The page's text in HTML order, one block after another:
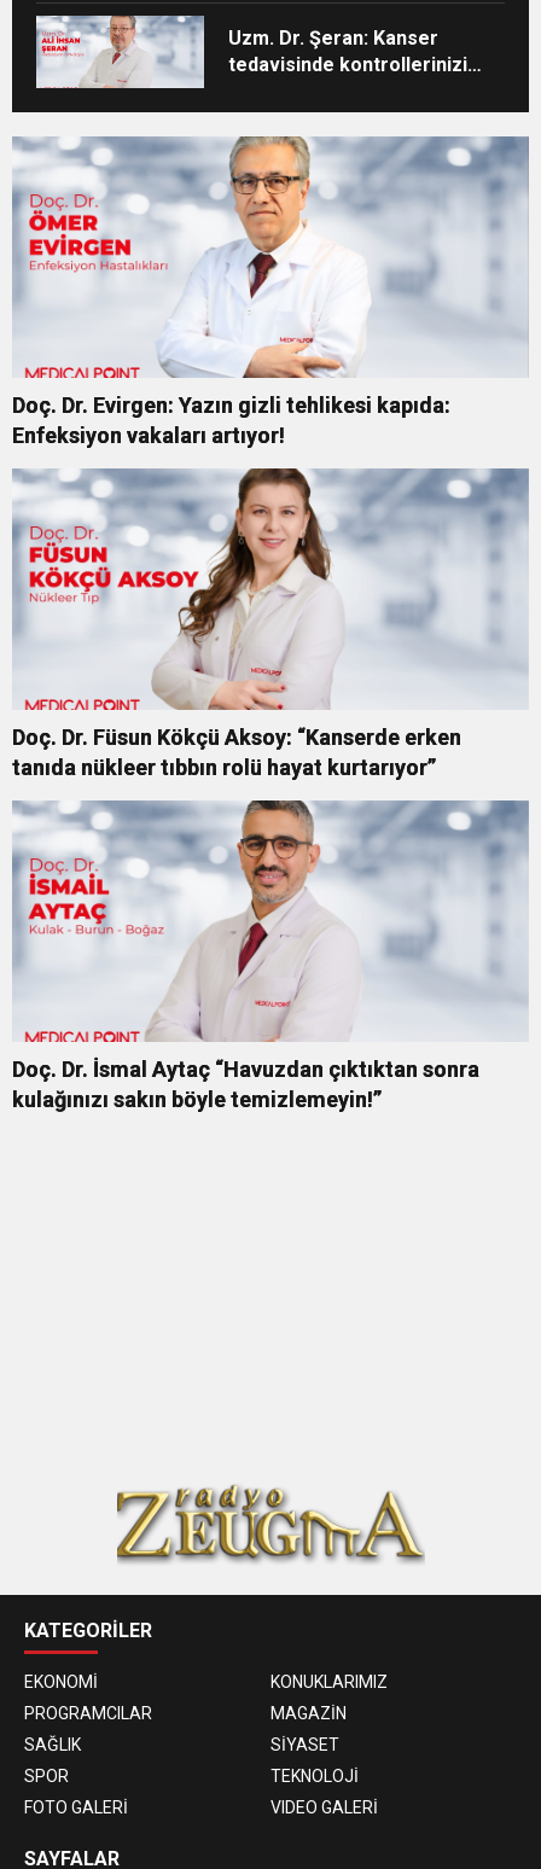
Uzm. Dr. Şeran: Kanser
tedavisinde kontrollerinizi
Doç. Dr. Evirgen: Yazın gizli tehlikesi kapıda:
Enfeksiyon vakaları artıyor!
Doç. Dr. Füsun Kökçü Aksoy: “Kanserde erken
tanıda nükleer tıbbın rolü hayat kurtarıyor”
Doç. Dr. İsmal Aytaç “Havuzdan çıktıktan sonra
kulağınızı sakın böyle temizlemeyin!”
KATEGORİLER
EKONOMİ
KONUKLARIMIZ
PROGRAMCILAR
MAGAZİN
SAĞLIK
SİYASET
SPOR
TEKNOLOJİ
FOTO GALERİ
VIDEO GALERİ
SAYFALAR